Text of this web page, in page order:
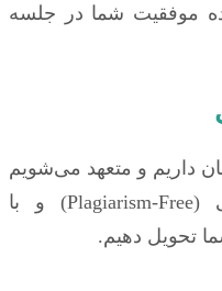
موفقیت شما در جلسه
داریم و متعهد می‌شویم
پایان‌نامه‌ای بدون سرقت ادبی (Plagiarism-Free) و با
تحویل دهیم.